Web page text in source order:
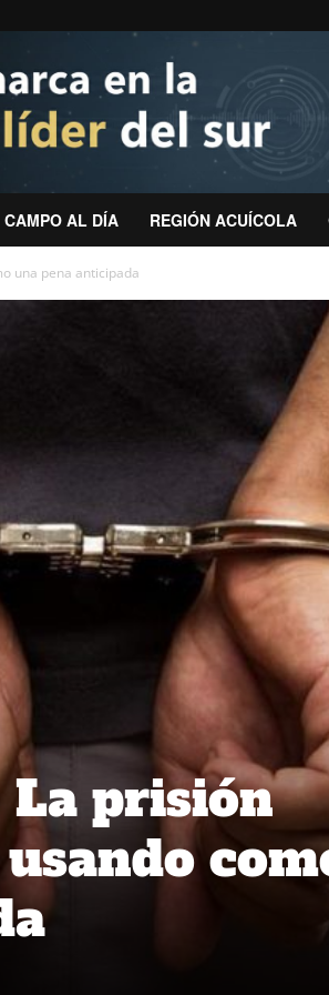
CAMPO AL DÍA REGIÓN ACUÍCOLA
una pena anticipada
La prisión